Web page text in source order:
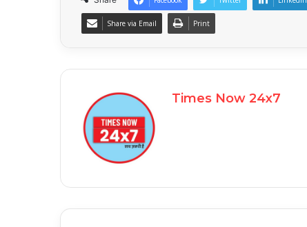
Share via Email Print
Times Now 24x7